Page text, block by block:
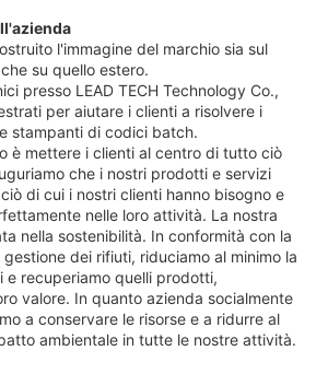
l'immagine del marchio sia sul
su quello estero.
presso LEAD TECH Technology Co.,
per aiutare i clienti a risolvere i
stampanti di codici batch.
è mettere i clienti al centro di tutto ciò
che i nostri prodotti e servizi
di cui i nostri clienti hanno bisogno e
nelle loro attività. La nostra
nella sostenibilità. In conformità con la
dei rifiuti, riduciamo al minimo la
e recuperiamo quelli prodotti,
valore. In quanto azienda socialmente
a conservare le risorse e a ridurre al
ambientale in tutte le nostre attività.